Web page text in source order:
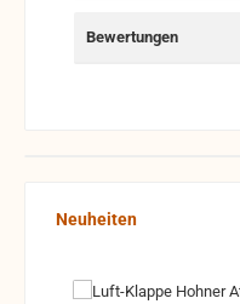
Bewertungen
Produktgalerie überspringen
Neuheiten